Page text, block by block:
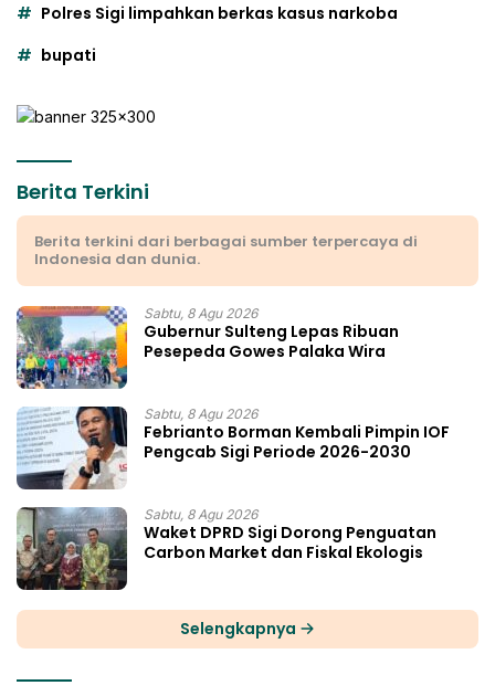
Polres Sigi limpahkan berkas kasus narkoba
bupati
Berita Terkini
Berita terkini dari berbagai sumber terpercaya di
Indonesia dan dunia.
Sabtu, 8 Agu 2026
Gubernur Sulteng Lepas Ribuan
Pesepeda Gowes Palaka Wira
Sabtu, 8 Agu 2026
Febrianto Borman Kembali Pimpin IOF
Pengcab Sigi Periode 2026-2030
Sabtu, 8 Agu 2026
Waket DPRD Sigi Dorong Penguatan
Carbon Market dan Fiskal Ekologis
Selengkapnya